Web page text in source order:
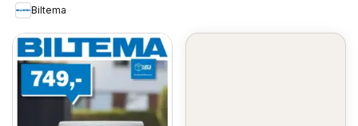
Biltema